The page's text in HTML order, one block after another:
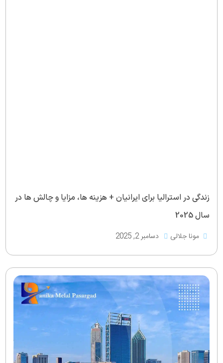
زندگی در استرالیا برای ایرانیان + هزینه ها، مزایا و چالش ها در
سال 2025
مونا جلالی
دسامبر 2, 2025